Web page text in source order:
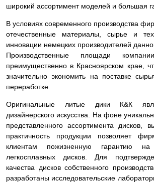
широкий ассортимент моделей и большая
В условиях современного производства
отечественные материалы, сырье и
инновации немецких производителей
Производственные площади
преимущественно в Красноярском крае,
значительно экономить на поставке
переработке.
Оригинальные литые дики К&К
дизайнерского искусства. На фоне
представленного ассортимента дисков,
практичность продукции позволяет
клиентам пожизненную гарантию
легкосплавных дисков. Для
качества дисков собственного
разработаны исследовательские